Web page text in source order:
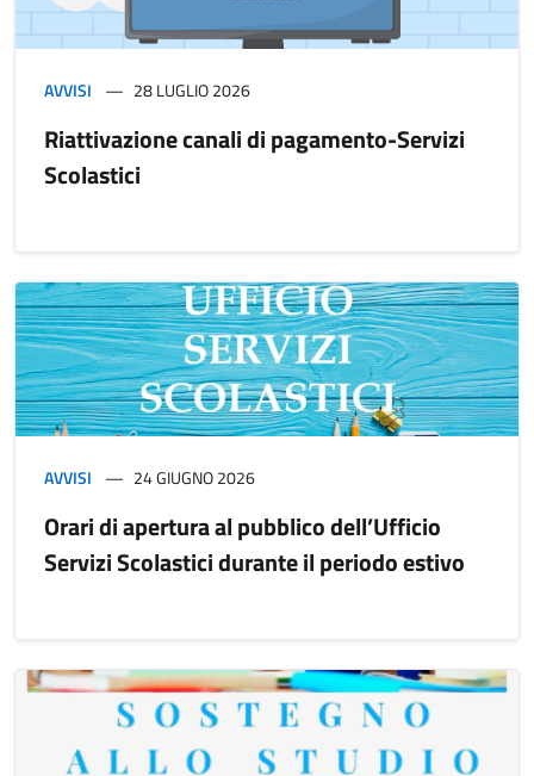
AVVISI 28 LUGLIO 2026
Riattivazione canali di pagamento-Servizi
Scolastici
AVVISI 24 GIUGNO 2026
Orari di apertura al pubblico dell’Ufficio
Servizi Scolastici durante il periodo estivo